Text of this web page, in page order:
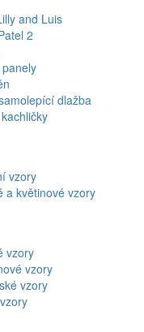
and Luis
2
dlažba
vzory
a květinové vzory
vzory
vzory
vzory